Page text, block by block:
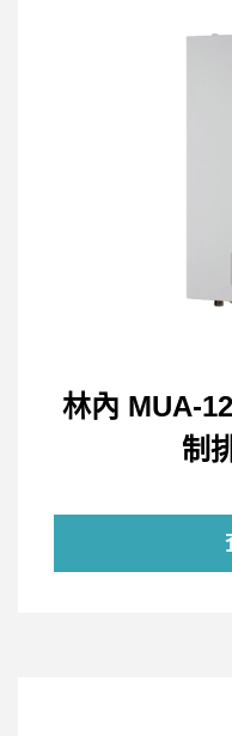
林內 MUA-
制